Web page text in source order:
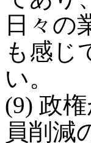
日々の
も感じ
い。
(9) 政
員削減